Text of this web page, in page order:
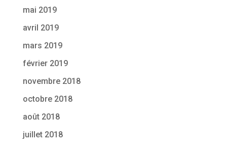
mai 2019
avril 2019
mars 2019
février 2019
novembre 2018
octobre 2018
août 2018
juillet 2018